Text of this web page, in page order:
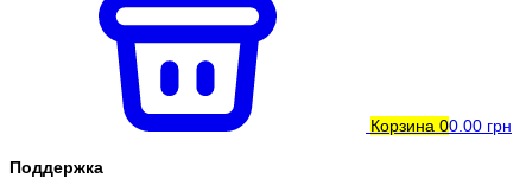
Корзина 00.00 грн
Поддержка